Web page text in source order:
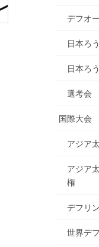
デフオ
日本ろ
日本ろ
選考会
国際大会
アジア
アジア
権
デフリ
世界デ